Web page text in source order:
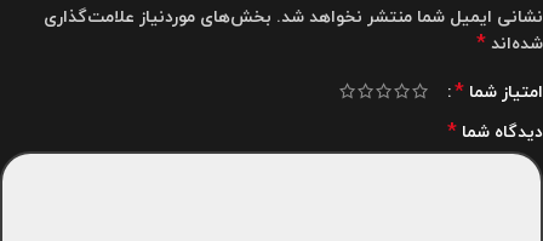
نشانی ایمیل شما منتشر نخواهد شد. بخش‌های موردنیاز علامت‌گذاری
شده‌اند*
امتیاز شما *
دیدگاه شما *